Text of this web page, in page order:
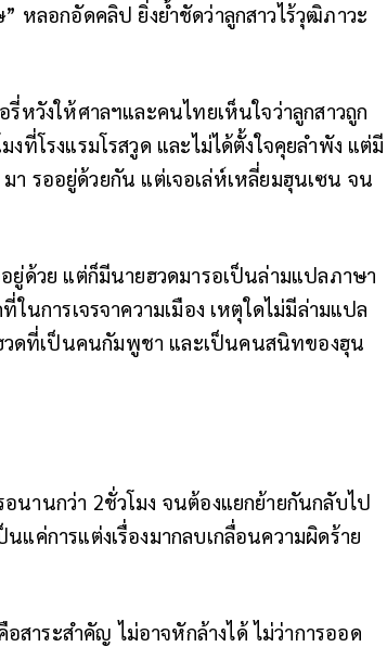
หลอกอัดคลิป ยิ่งย้ำชัดว่าลูกสาวไร้วุฒิภาวะ
หวังให้ศาลฯและคนไทยเห็นใจว่าลูกสาวถูก
โรงแรมโรสวูด และไม่ได้ตั้งใจคุยลำพัง แต่มี
า รออยู่ด้วยกัน แต่เจอเล่ห์เหลี่ยมฮุนเซน จน
ยู่ด้วย แต่ก็มีนายฮวดมารอเป็นล่ามแปลภาษา
นการเจรจาความเมือง เหตุใดไม่มีล่ามแปล
ดที่เป็นคนกัมพูชา และเป็นคนสนิทของฮุน
านกว่า 2ชั่วโมง จนต้องแยกย้ายกันกลับไป
แค่การแต่งเรื่องมากลบเกลื่อนความผิดร้าย
าระสำคัญ ไม่อาจหักล้างได้ ไม่ว่าการออด